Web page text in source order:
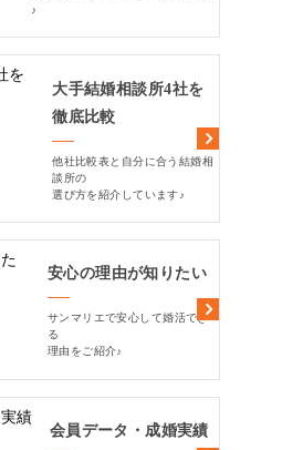
♪
大手結婚相談所4社を
徹底比較
他社比較表と自分に合う結婚相
談所の
選び方を紹介しています♪
安心の理由が知りたい
サンマリエで安心して婚活でき
る
理由をご紹介♪
会員データ・成婚実績